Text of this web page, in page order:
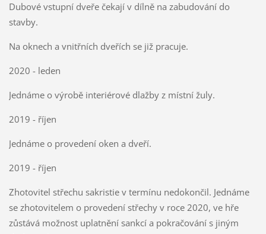
Dubové vstupní dveře čekají v dílně na zabudování do
stavby.
Na oknech a vnitřních dveřích se již pracuje.
2020 - leden
Jednáme o výrobě interiérové dlažby z místní žuly.
2019 - říjen
Jednáme o provedení oken a dveří.
2019 - říjen
Zhotovitel střechu sakristie v termínu nedokončil. Jednáme
se zhotovitelem o provedení střechy v roce 2020, ve hře
zůstává možnost uplatnění sankcí a pokračování s jiným